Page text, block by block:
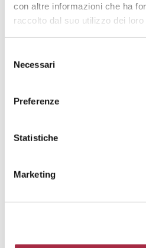
con altre informazioni che ha
raccolto dal suo utilizzo dei
Necessari
Preferenze
Statistiche
Marketing
SPRING ROLLS WITH
RICE